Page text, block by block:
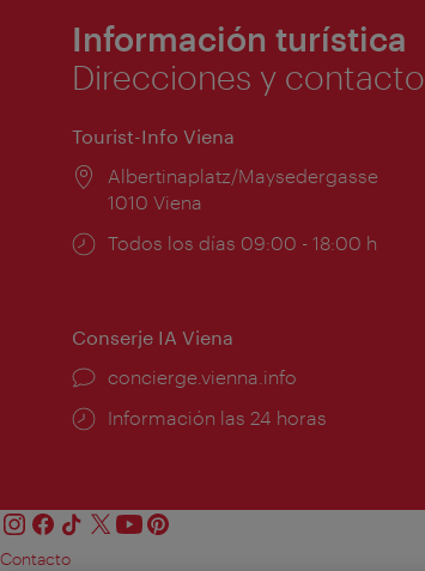
Información turística
Direcciones y contacto
Tourist-Info Viena
Lugar:
Albertinaplatz/Maysedergasse
1010 Viena
Horarios
Todos los días 09:00 - 18:00 h
Conserje IA Viena
concierge.vienna.info
Información las 24 horas
Contacto